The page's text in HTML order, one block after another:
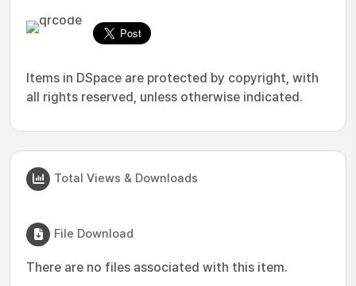
Items in DSpace are protected by copyright, with
all rights reserved, unless otherwise indicated.
Total Views & Downloads
File Download
There are no files associated with this item.